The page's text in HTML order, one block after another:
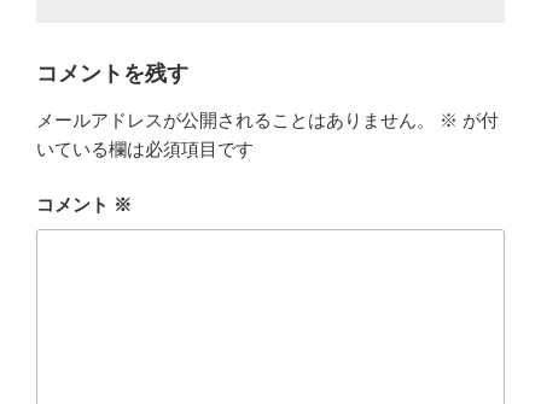
コメントを残す
メールアドレスが公開されることはありません。 ※ が付
いている欄は必須項目です
コメント ※